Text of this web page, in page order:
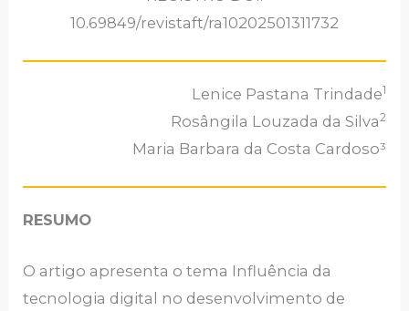
10.69849/revistaft/ra10202501311732
Lenice Pastana Trindade1
Rosângila Louzada da Silva2
Maria Barbara da Costa Cardoso³
RESUMO
O artigo apresenta o tema Influência da
tecnologia digital no desenvolvimento de